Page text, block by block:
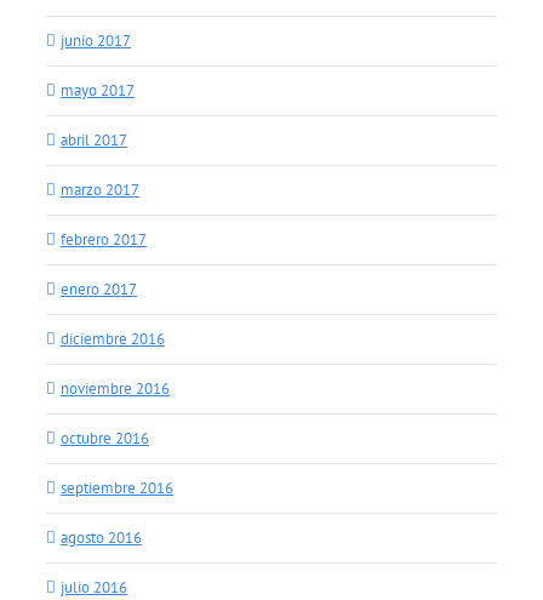
junio 2017
mayo 2017
abril 2017
marzo 2017
febrero 2017
enero 2017
diciembre 2016
noviembre 2016
octubre 2016
septiembre 2016
agosto 2016
julio 2016